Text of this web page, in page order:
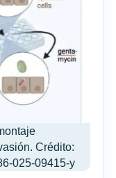
Crédito:
025-09415-y